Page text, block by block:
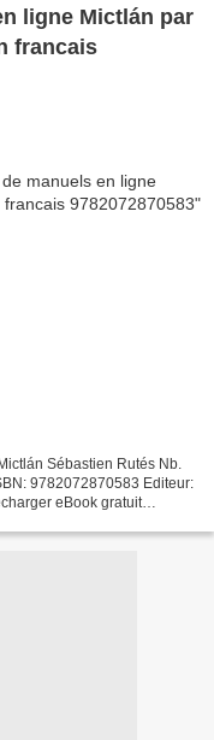
ligne Mictlán par
francais
Sébastien Rutés Nb.
9782072870583 Editeur:
eBook gratuit